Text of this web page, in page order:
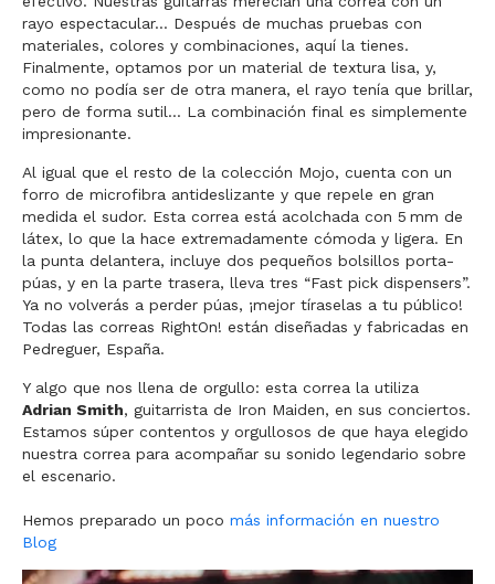
rayo espectacular... Después de muchas pruebas con
materiales, colores y combinaciones, aquí la tienes.
Finalmente, optamos por un material de textura lisa, y,
como no podía ser de otra manera, el rayo tenía que brillar,
pero de forma sutil... La combinación final es simplemente
impresionante.
Al igual que el resto de la colección Mojo, cuenta con un
forro de microfibra antideslizante y que repele en gran
medida el sudor. Esta correa está acolchada con 5 mm de
látex, lo que la hace extremadamente cómoda y ligera. En
la punta delantera, incluye dos pequeños bolsillos porta-
púas, y en la parte trasera, lleva tres “Fast pick dispensers”.
Ya no volverás a perder púas, ¡mejor tíraselas a tu público!
Todas las correas RightOn! están diseñadas y fabricadas en
Pedreguer, España.
Y algo que nos llena de orgullo: esta correa la utiliza
Adrian Smith, guitarrista de Iron Maiden, en sus conciertos.
Estamos súper contentos y orgullosos de que haya elegido
nuestra correa para acompañar su sonido legendario sobre
el escenario.
Hemos preparado un poco más información en nuestro
Blog